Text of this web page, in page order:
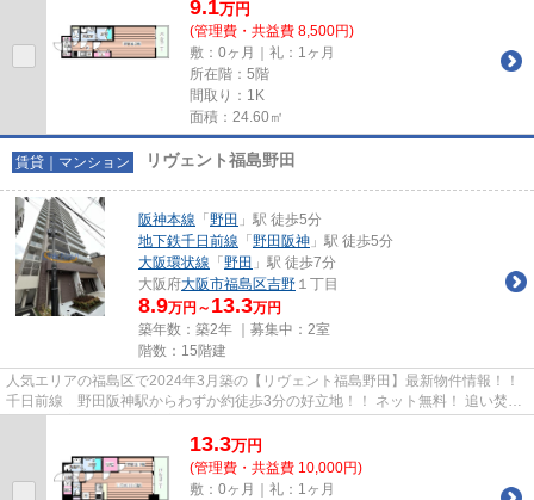
9.1万円
(管理費・共益費 8,500円)
敷：0ヶ月｜礼：1ヶ月
所在階：5階
間取り：1K
面積：24.60㎡
賃貸｜マンション リヴェント福島野田
阪神本線 「 野田 」駅 徒歩5分
地下鉄千日前線 「 野田阪神 」駅 徒歩5分
大阪環状線 「 野田 」駅 徒歩7分
大阪府大阪市福島区吉野 １丁目
8.9万円～ 13.3万円
築年数：築2年 ｜募集中： 2室
階数：15階建
人気エリアの福島区で2024年3月築の【リヴェント福島野田】最新物件情報！！
千日前線 野田阪神駅からわずか約徒歩3分の好立地！！ ネット無料！ 追い焚き
13.3万円
(管理費・共益費 10,000円)
敷：0ヶ月｜礼：1ヶ月